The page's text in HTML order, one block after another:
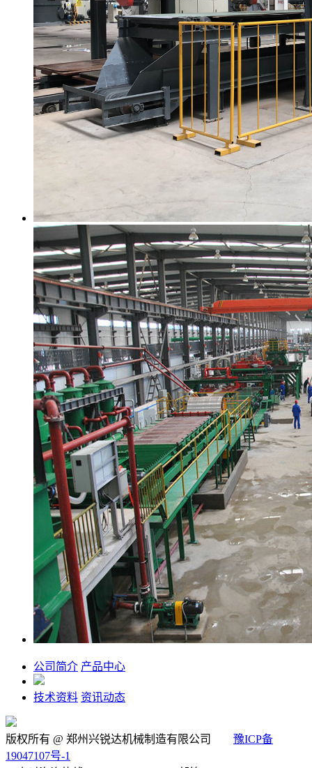
公司简介 产品中心
技术资料 资讯动态
版权所有 @ 郑州兴锐达机械制造有限公司 豫ICP备
19047107号-1